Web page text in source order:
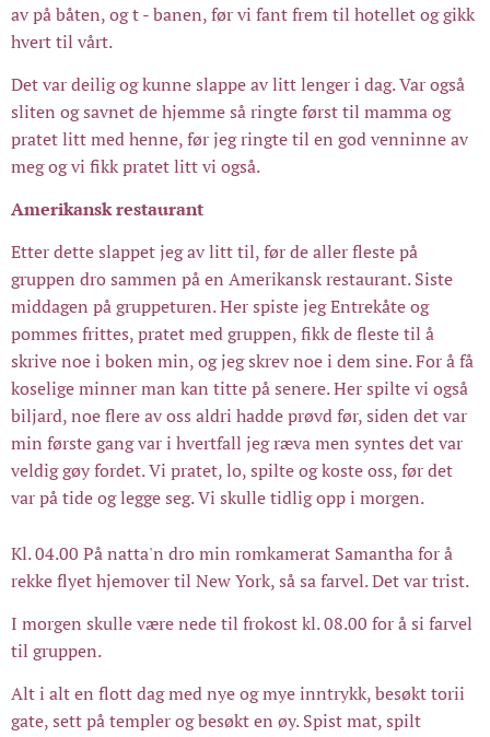
av på båten, og t - banen, før vi fant frem til hotellet og gikk
hvert til vårt.
Det var deilig og kunne slappe av litt lenger i dag. Var også
sliten og savnet de hjemme så ringte først til mamma og
pratet litt med henne, før jeg ringte til en god venninne av
meg og vi fikk pratet litt vi også.
Amerikansk restaurant
Etter dette slappet jeg av litt til, før de aller fleste på
gruppen dro sammen på en Amerikansk restaurant. Siste
middagen på gruppeturen. Her spiste jeg Entrekåte og
pommes frittes, pratet med gruppen, fikk de fleste til å
skrive noe i boken min, og jeg skrev noe i dem sine. For å få
koselige minner man kan titte på senere. Her spilte vi også
biljard, noe flere av oss aldri hadde prøvd før, siden det var
min første gang var i hvertfall jeg ræva men syntes det var
veldig gøy fordet. Vi pratet, lo, spilte og koste oss, før det
var på tide og legge seg. Vi skulle tidlig opp i morgen.
Kl. 04.00 På natta'n dro min romkamerat Samantha for å
rekke flyet hjemover til New York, så sa farvel. Det var trist.
I morgen skulle være nede til frokost kl. 08.00 for å si farvel
til gruppen.
Alt i alt en flott dag med nye og mye inntrykk, besøkt torii
gate, sett på templer og besøkt en øy. Spist mat, spilt